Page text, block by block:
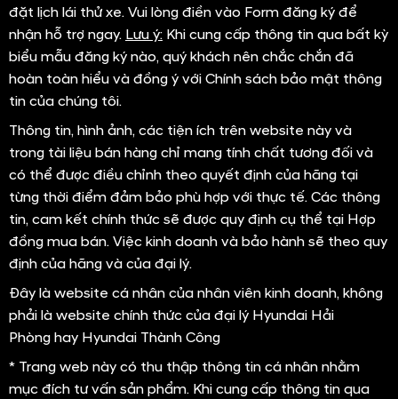
đặt lịch lái thử xe. Vui lòng điền vào Form đăng ký để
nhận hỗ trợ ngay. Lưu ý: Khi cung cấp thông tin qua bất kỳ
biểu mẫu đăng ký nào, quý khách nên chắc chắn đã
hoàn toàn hiểu và đồng ý với Chính sách bảo mật thông
tin của chúng tôi.
Thông tin, hình ảnh, các tiện ích trên website này và
trong tài liệu bán hàng chỉ mang tính chất tương đối và
có thể được điều chỉnh theo quyết định của hãng tại
từng thời điểm đảm bảo phù hợp với thực tế. Các thông
tin, cam kết chính thức sẽ được quy định cụ thể tại Hợp
đồng mua bán. Việc kinh doanh và bảo hành sẽ theo quy
định của hãng và của đại lý.
Đây là website cá nhân của nhân viên kinh doanh, không
phải là website chính thức của đại lý Hyundai Hải
Phòng hay Hyundai Thành Công
* Trang web này có thu thập thông tin cá nhân nhằm
mục đích tư vấn sản phẩm. Khi cung cấp thông tin qua